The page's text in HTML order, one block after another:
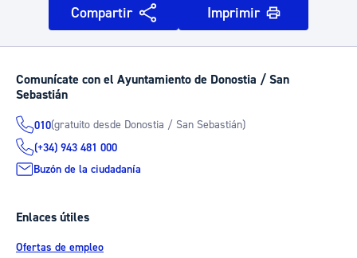
Compartir Imprimir
Comunícate con el Ayuntamiento de Donostia / San
Sebastián
010(gratuito desde Donostia / San Sebastián)
(+34) 943 481 000
Buzón de la ciudadanía
Enlaces útiles
Ofertas de empleo